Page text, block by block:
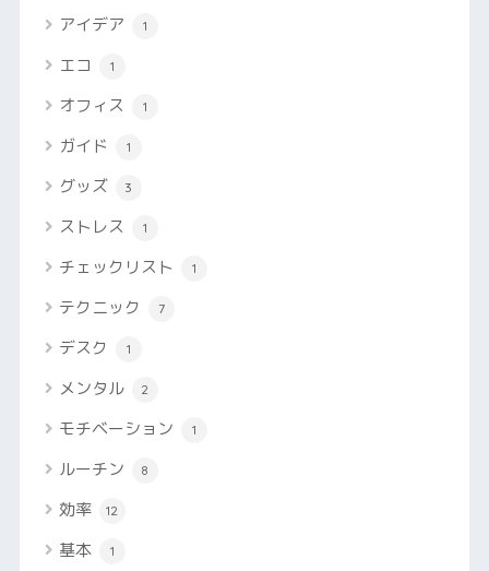
アイデア 1
エコ 1
オフィス 1
ガイド 1
グッズ 3
ストレス 1
チェックリスト 1
テクニック 7
デスク 1
メンタル 2
モチベーション 1
ルーチン 8
効率 12
基本 1